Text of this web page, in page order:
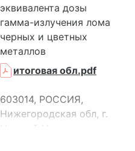
эквивалента дозы
гамма-излучения лома
черных и цветных
металлов
итоговая обл.pdf
603014, РОССИЯ,
Нижегородская обл, г.
Нижний Новгород, ул.